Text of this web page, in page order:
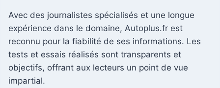
Avec des journalistes spécialisés et une longue
expérience dans le domaine, Autoplus.fr est
reconnu pour la fiabilité de ses informations. Les
tests et essais réalisés sont transparents et
objectifs, offrant aux lecteurs un point de vue
impartial.